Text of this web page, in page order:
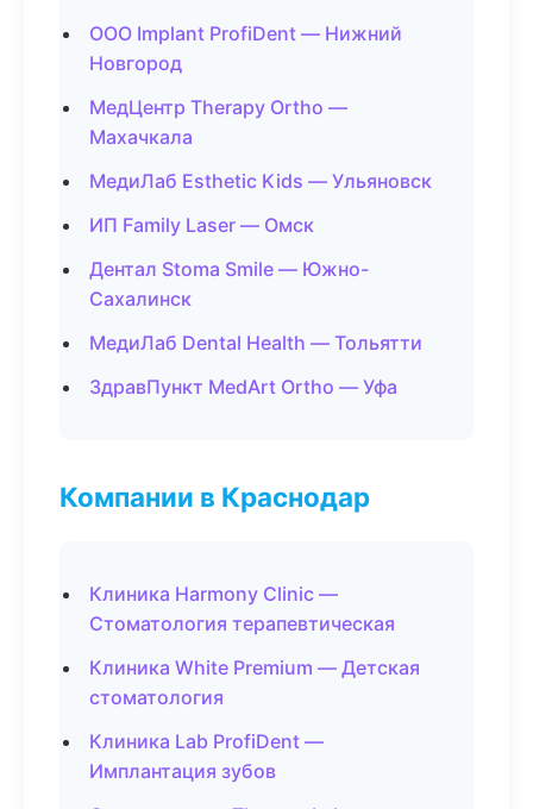
ООО Implant ProfiDent — Нижний
Новгород
МедЦентр Therapy Ortho —
Махачкала
МедиЛаб Esthetic Kids — Ульяновск
ИП Family Laser — Омск
Дентал Stoma Smile — Южно-
Сахалинск
МедиЛаб Dental Health — Тольятти
ЗдравПункт MedArt Ortho — Уфа
Компании в Краснодар
Клиника Harmony Clinic —
Стоматология терапевтическая
Клиника White Premium — Детская
стоматология
Клиника Lab ProfiDent —
Имплантация зубов